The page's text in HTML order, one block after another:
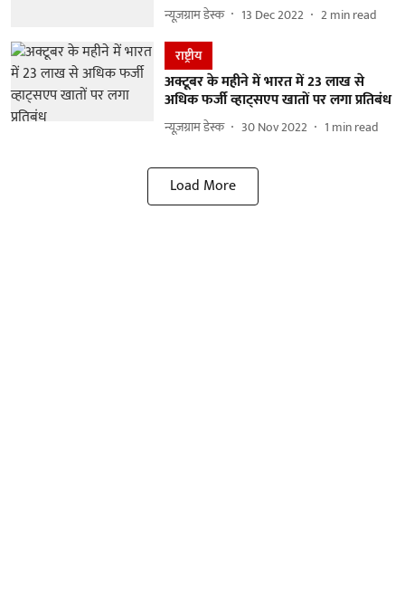
न्यूज़ग्राम डेस्क 13 Dec 2022 2min read
राष्ट्रीय
अक्टूबर के महीने में भारत में 23 लाख से
अधिक फर्जी व्हाट्सएप खातों पर लगा प्रतिबंध
न्यूज़ग्राम डेस्क 30 Nov 2022 1 min read
Load More